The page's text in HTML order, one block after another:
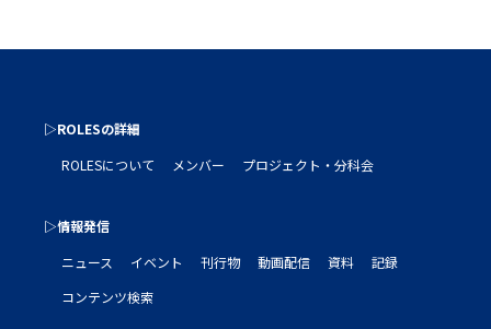
▷ROLESの詳細
ROLESについて
メンバー プロジェクト・分科会
▷情報発信
ニュース
イベント 刊行物 動画配信 資料
記録
コンテンツ検索